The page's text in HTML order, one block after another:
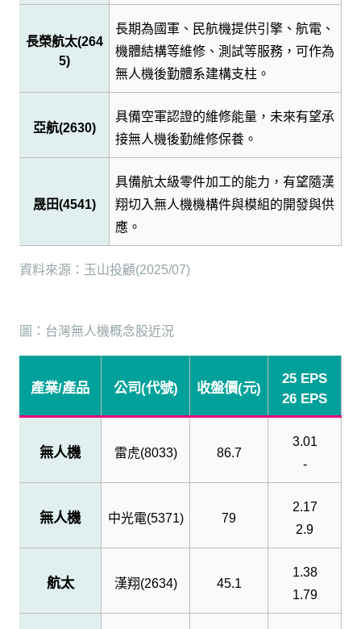
長榮航太(264
5)
長期為國軍、民航機提供引擎、航電、
機體結構等維修、測試等服務，可作為
無人機後勤體系建構支柱。
亞航(2630)
具備空軍認證的維修能量，未來有望承
接無人機後勤維修保養。
晟田(4541)
具備航太級零件加工的能力，有望隨漢
翔切入無人機機構件與模組的開發與供
應。
資料來源：玉山投顧(2025/07)
圖：台灣無人機概念股近況
產業/產品 公司(代號) 收盤價(元)
25 EPS
26 EPS
無人機 雷虎(8033) 86.7
3.01
-
無人機 中光電(5371) 79
2.17
2.9
航太 漢翔(2634) 45.1
1.38
1.79